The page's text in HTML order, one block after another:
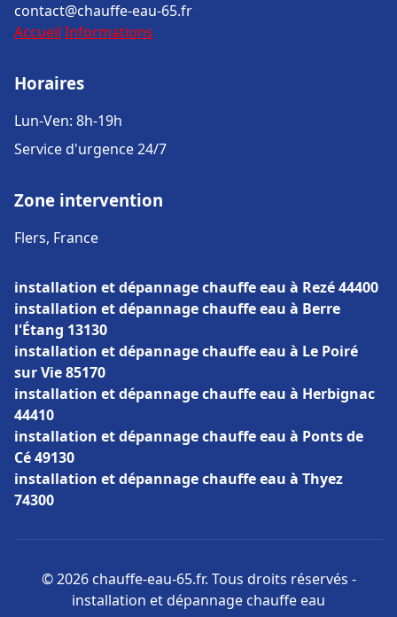
contact@chauffe-eau-65.fr
Accueil Informations
Horaires
Lun-Ven: 8h-19h
Service d'urgence 24/7
Zone intervention
Flers, France
installation et dépannage chauffe eau à Rezé 44400
installation et dépannage chauffe eau à Berre
l'Étang 13130
installation et dépannage chauffe eau à Le Poiré
sur Vie 85170
installation et dépannage chauffe eau à Herbignac
44410
installation et dépannage chauffe eau à Ponts de
Cé 49130
installation et dépannage chauffe eau à Thyez
74300
© 2026 chauffe-eau-65.fr. Tous droits réservés -
installation et dépannage chauffe eau